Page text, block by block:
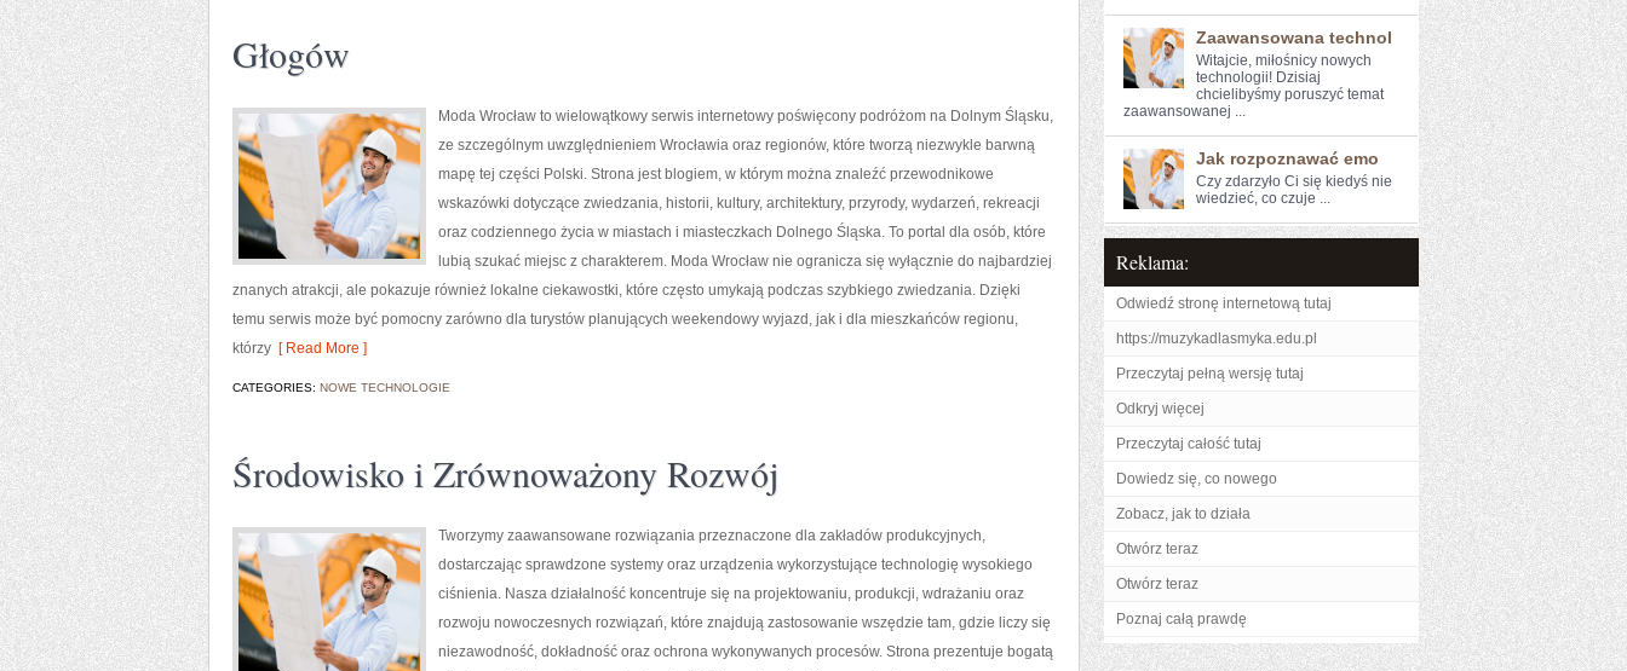
Głogów
Moda Wrocław to wielowątkowy serwis internetowy poświęcony podróżom na Dolnym Śląsku,
ze szczególnym uwzględnieniem Wrocławia oraz regionów, które tworzą niezwykle barwną
mapę tej części Polski. Strona jest blogiem, w którym można znaleźć przewodnikowe
wskazówki dotyczące zwiedzania, historii, kultury, architektury, przyrody, wydarzeń, rekreacji
oraz codziennego życia w miastach i miasteczkach Dolnego Śląska. To portal dla osób, które
lubią szukać miejsc z charakterem. Moda Wrocław nie ogranicza się wyłącznie do najbardziej
znanych atrakcji, ale pokazuje również lokalne ciekawostki, które często umykają podczas szybkiego zwiedzania. Dzięki
temu serwis może być pomocny zarówno dla turystów planujących weekendowy wyjazd, jak i dla mieszkańców regionu,
którzy [ Read More ]
CATEGORIES: NOWE TECHNOLOGIE
Środowisko i Zrównoważony Rozwój
Tworzymy zaawansowane rozwiązania przeznaczone dla zakładów produkcyjnych,
dostarczając sprawdzone systemy oraz urządzenia wykorzystujące technologię wysokiego
ciśnienia. Nasza działalność koncentruje się na projektowaniu, produkcji, wdrażaniu oraz
rozwoju nowoczesnych rozwiązań, które znajdują zastosowanie wszędzie tam, gdzie liczy się
niezawodność, dokładność oraz ochrona wykonywanych procesów. Strona prezentuje bogatą
Zaawansowana technol
Witajcie, miłośnicy nowych⁢
technologii! Dzisiaj
chcielibyśmy poruszyć temat
zaawansowanej ...
Jak rozpoznawać emo
Czy zdarzyło Ci ‌się kiedyś ⁤nie
wiedzieć, ‍co czuje ...
Reklama:
Odwiedź stronę internetową tutaj
https://muzykadlasmyka.edu.pl
Przeczytaj pełną wersję tutaj
Odkryj więcej
Przeczytaj całość tutaj
Dowiedz się, co nowego
Zobacz, jak to działa
Otwórz teraz
Otwórz teraz
Poznaj całą prawdę